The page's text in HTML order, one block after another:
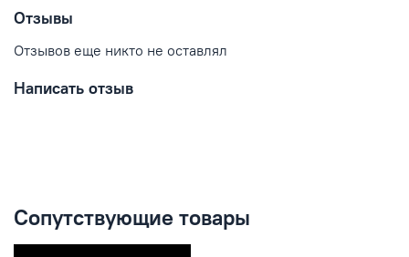
Отзывы
Отзывов еще никто не оставлял
Написать отзыв
Сопутствующие товары